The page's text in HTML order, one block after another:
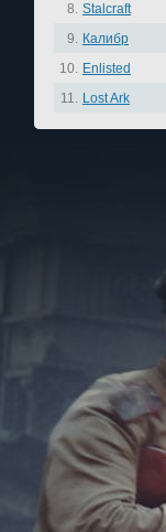
8. Stalcraft
9. Калибр
10. Enlisted
11. Lost Ark